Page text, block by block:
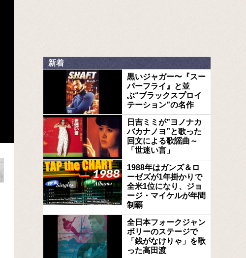
新着
黒いジャガー〜『スー
パーフライ』と並
ぶ“ブラックスプロイ
テーション”の名作
日吉ミミが”ヨノナカ
バカナノヨ”と歌った
回文による歌謡曲～
「世迷い言」
1988年はガンズ＆ロ
ーゼズが1年掛かりで
全米1位になり、ジョ
ージ・マイケルが年間
制覇
全日本フォークジャン
ボリーのステージで
「銭がなけりゃ」を歌
った高田渡